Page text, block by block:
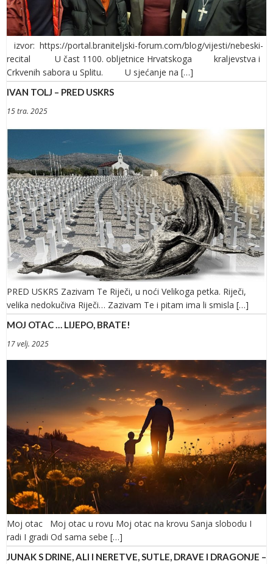
izvor: https://portal.braniteljski-forum.com/blog/vijesti/nebeski-
recital U čast 1100. obljetnice Hrvatskoga kraljevstva i
Crkvenih sabora u Splitu. U sjećanje na […]
IVAN TOLJ – PRED USKRS
15 tra. 2025
PRED USKRS Zazivam Te Riječi, u noći Velikoga petka. Riječi,
velika nedokučiva Riječi… Zazivam Te i pitam ima li smisla […]
MOJ OTAC … LIJEPO, BRATE!
17 velj. 2025
Moj otac Moj otac u rovu Moj otac na krovu Sanja slobodu I
radi I gradi Od sama sebe […]
JUNAK S DRINE, ALI I NERETVE, SUTLE, DRAVE I DRAGONJE –